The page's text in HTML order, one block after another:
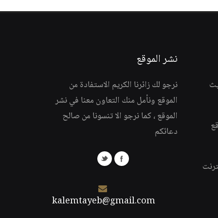
نشر الموقع
نرجو لك زائرنا الكريم الاستفادة من
الموقع ونأمل منك التعاون معنا في نشر
الموقع ، كما نرجو الا تنسونا من صالح
دعائكم
kalemtayeb@gmail.com